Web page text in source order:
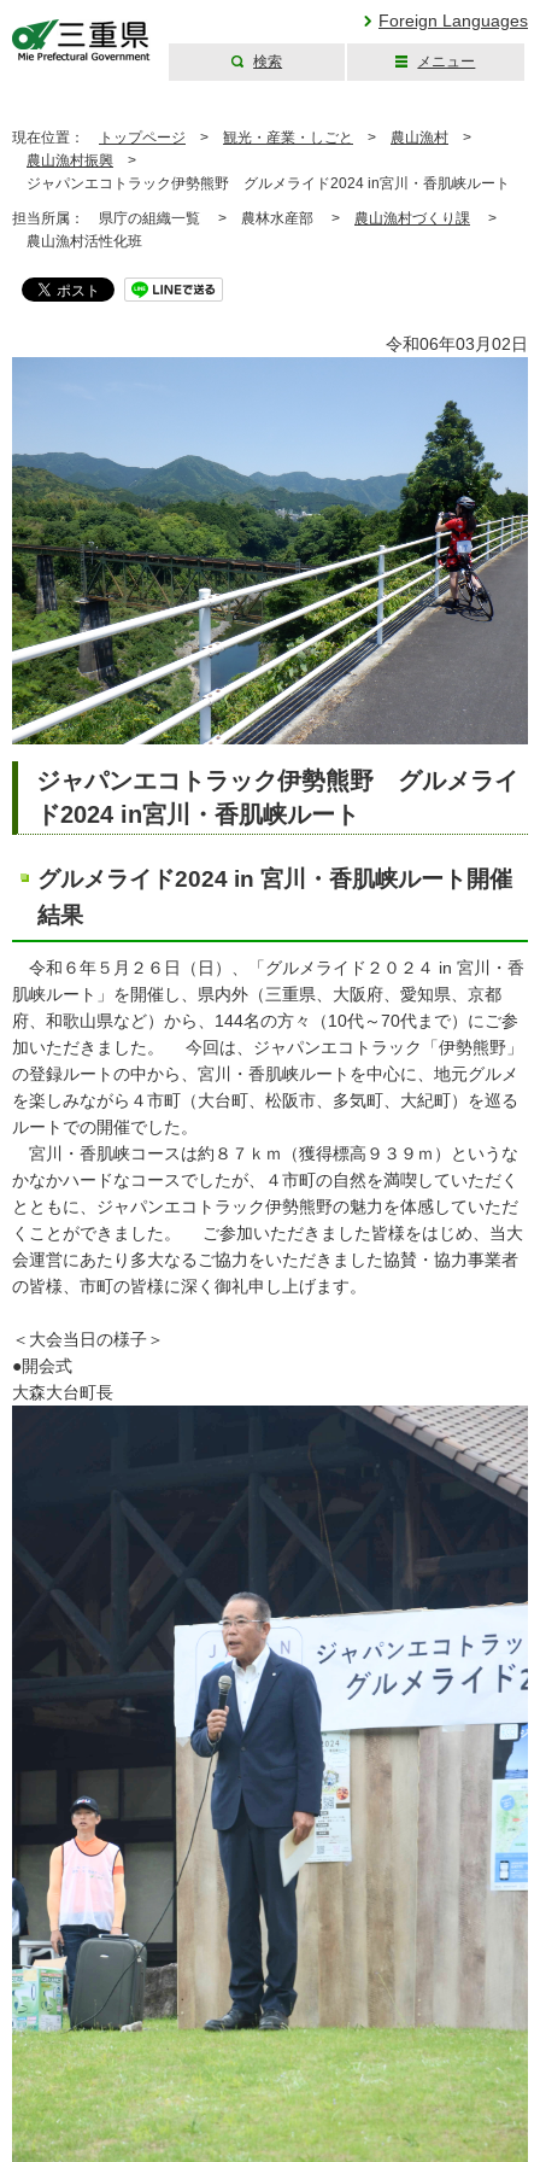
Foreign Languages
検索 メニュー
現在位置： トップページ > 観光・産業・しごと > 農山漁村 >
農山漁村振興 >
ジャパンエコトラック伊勢熊野 グルメライド2024 in宮川・香肌峡ルート
担当所属： 県庁の組織一覧 > 農林水産部 > 農山漁村づくり課 >
農山漁村活性化班
令和06年03月02日
ジャパンエコトラック伊勢熊野 グルメライ
ド2024 in宮川・香肌峡ルート
グルメライド2024 in 宮川・香肌峡ルート開催
結果
令和６年５月２６日（日）、「グルメライド２０２４ in 宮川・香
肌峡ルート」を開催し、県内外（三重県、大阪府、愛知県、京都
府、和歌山県など）から、144名の方々（10代～70代まで）にご参
加いただきました。 今回は、ジャパンエコトラック「伊勢熊野」
の登録ルートの中から、宮川・香肌峡ルートを中心に、地元グルメ
を楽しみながら４市町（大台町、松阪市、多気町、大紀町）を巡る
ルートでの開催でした。
宮川・香肌峡コースは約８７ｋｍ（獲得標高９３９ｍ）というな
かなかハードなコースでしたが、４市町の自然を満喫していただく
とともに、ジャパンエコトラック伊勢熊野の魅力を体感していただ
くことができました。 ご参加いただきました皆様をはじめ、当大
会運営にあたり多大なるご協力をいただきました協賛・協力事業者
の皆様、市町の皆様に深く御礼申し上げます。
＜大会当日の様子＞
●開会式
大森大台町長